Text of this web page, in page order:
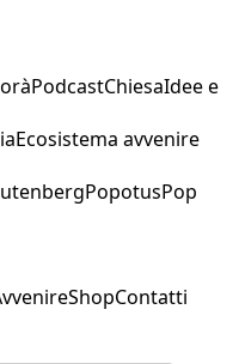
PodcastChiesaIdee e
Ecosistema avvenire
PopotusPop
ShopContatti